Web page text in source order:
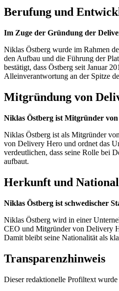
Berufung und
Im Zuge der Gründung der
Niklas Östberg wurde im Rahmen
den Aufbau und die Führung der
bestätigt, dass Östberg seit Januar
Alleinverantwortung an der Spitze
Mitgründung von
Niklas Östberg ist Mitgründer
Niklas Östberg ist als Mitgründer
von Delivery Hero und ordnet das
verdeutlichen, dass seine Rolle bei
aufbaut.
Herkunft und
Niklas Östberg ist schwedischer
Niklas Östberg wird in einer
CEO und Mitgründer von Delivery
Damit bleibt seine Nationalität als
Transparenzhinweis
Dieser redaktionelle Profiltext